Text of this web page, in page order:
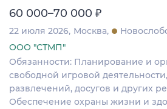
60 000–70 000 ₽
22 июля 2026 Москва
ООО "СТМП"
Обязанности: Планирование и
свободной игровой
развлечений, досугов и других
Обеспечение охраны жизни и